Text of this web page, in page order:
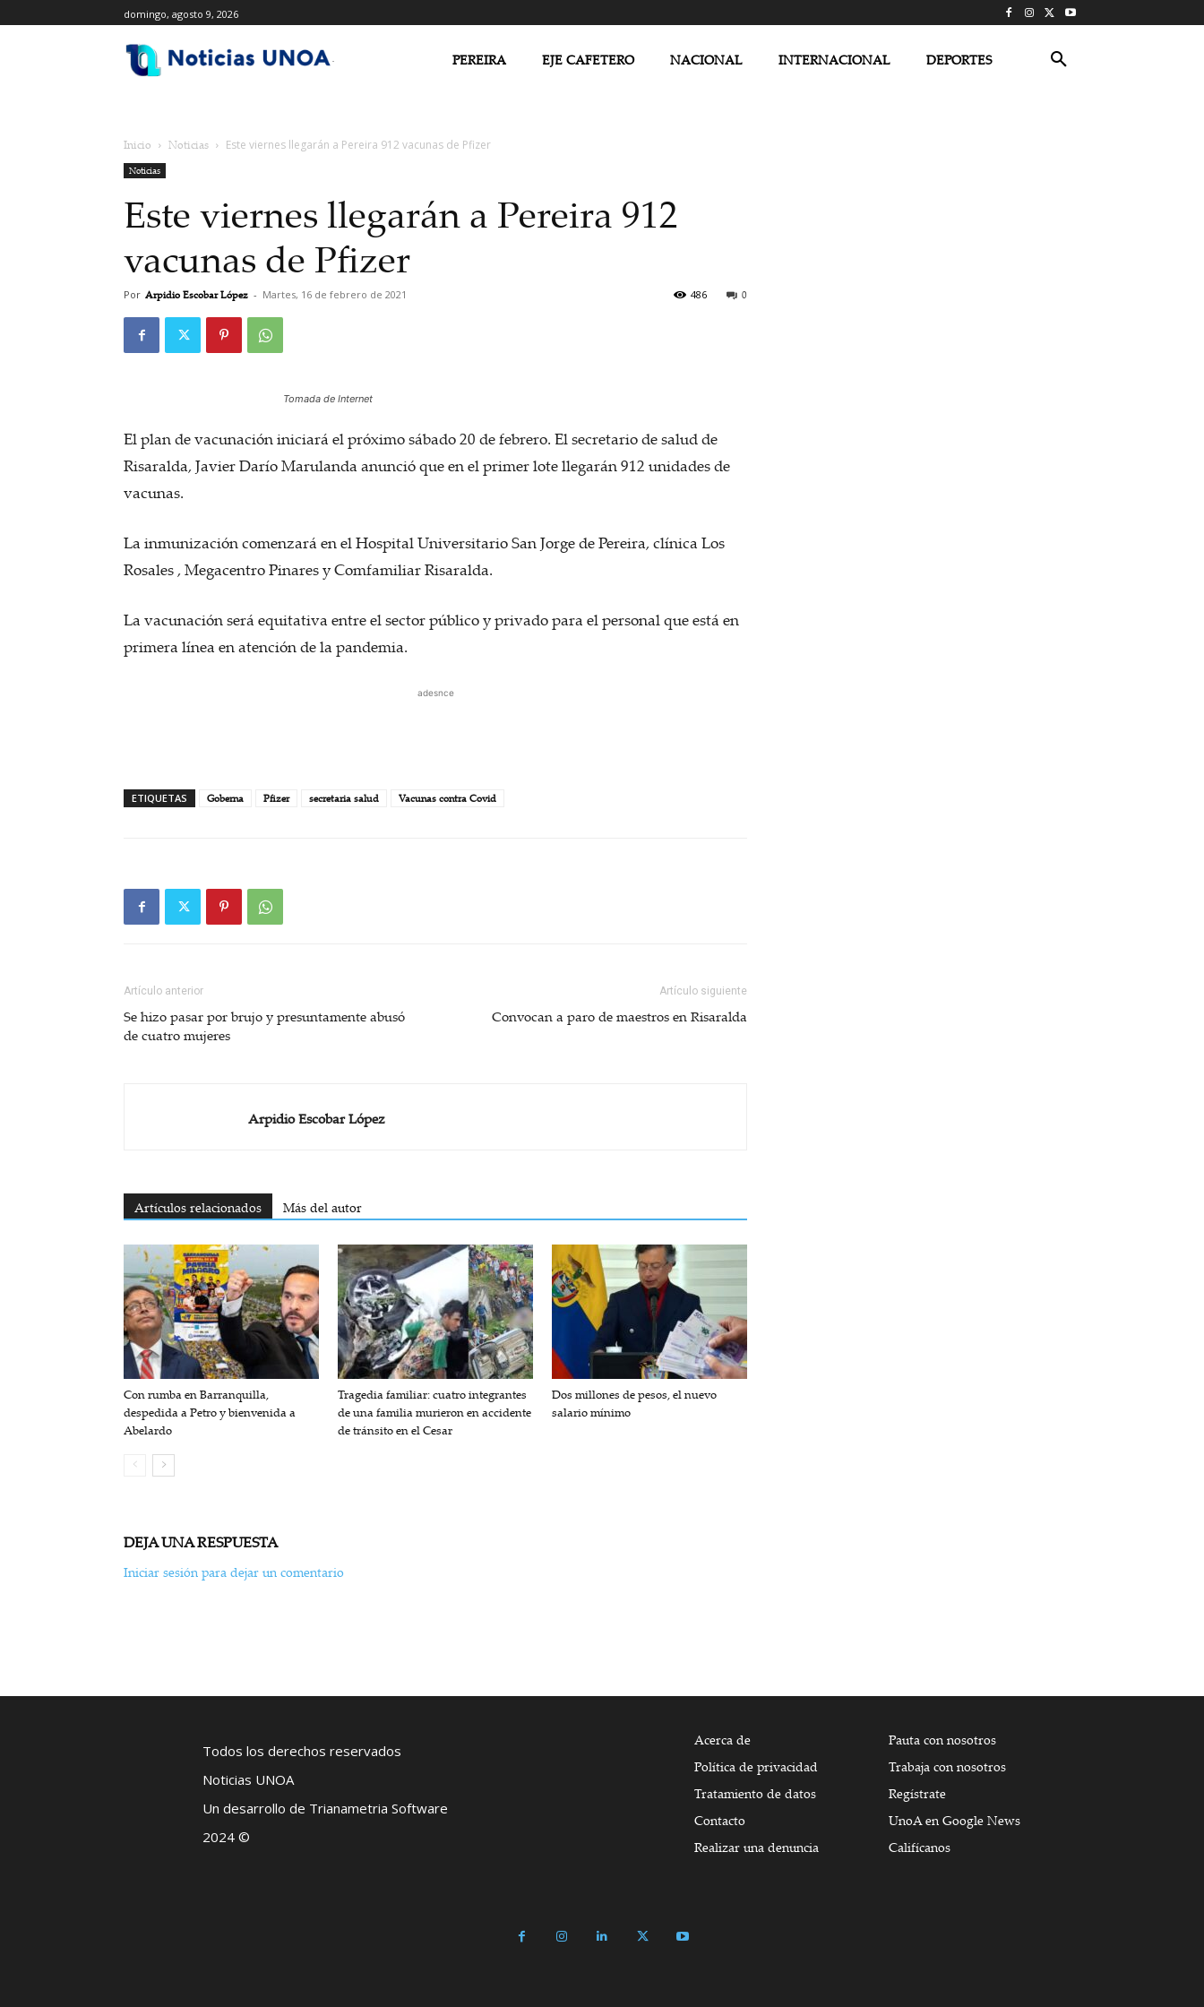
domingo, agosto 9, 2026
PEREIRA EJE CAFETERO NACIONAL INTERNACIONAL DEPORTES
Inicio Noticias Este viernes llegarán a Pereira 912 vacunas de Pfizer
Noticias
Este viernes llegarán a Pereira 912
vacunas de Pfizer
Por Arpidio Escobar López - Martes, 16 de febrero de 2021 0
486
Tomada de Internet
El plan de vacunación iniciará el próximo sábado 20 de febrero. El secretario de salud de
Risaralda, Javier Darío Marulanda anunció que en el primer lote llegarán 912 unidades de
vacunas.
La inmunización comenzará en el Hospital Universitario San Jorge de Pereira, clínica Los
Rosales , Megacentro Pinares y Comfamiliar Risaralda.
La vacunación será equitativa entre el sector público y privado para el personal que está en
primera línea en atención de la pandemia.
adesnce
ETIQUETAS Goberna Pfizer secretaria salud Vacunas contra Covid
Artículo anterior
Se hizo pasar por brujo y presuntamente abusó
de cuatro mujeres
Artículo siguiente
Convocan a paro de maestros en Risaralda
Arpidio Escobar López
Artículos relacionados Más del autor
Con rumba en Barranquilla,
despedida a Petro y bienvenida a
Abelardo
Tragedia familiar: cuatro integrantes
de una familia murieron en accidente
de tránsito en el Cesar
Dos millones de pesos, el nuevo
salario mínimo
DEJA UNA RESPUESTA
Iniciar sesión para dejar un comentario
Todos los derechos reservados
Noticias UNOA
Un desarrollo de Trianametria Software
2024 ©
Acerca de
Política de privacidad
Tratamiento de datos
Contacto
Realizar una denuncia
Pauta con nosotros
Trabaja con nosotros
Regístrate
UnoA en Google News
Califícanos